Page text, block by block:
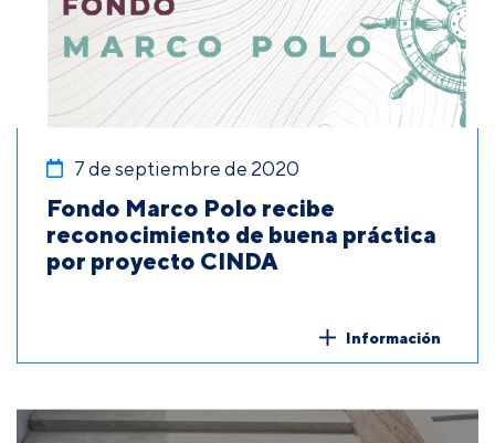
7 de septiembre de 2020
Fondo Marco Polo recibe
reconocimiento de buena práctica
por proyecto CINDA
Información